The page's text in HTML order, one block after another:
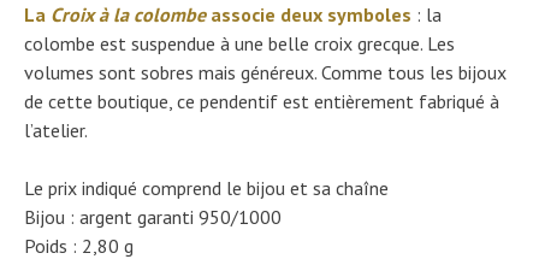
La Croix à la colombeassocie deux symboles : la
colombe est suspendue à une belle croix grecque. Les
volumes sont sobres mais généreux. Comme tous les bijoux
de cette boutique, ce pendentif est entièrement fabriqué à
l’atelier.
Le prix indiqué comprend le bijou et sa chaîne
Bijou : argent garanti 950/1000
Poids : 2,80 g